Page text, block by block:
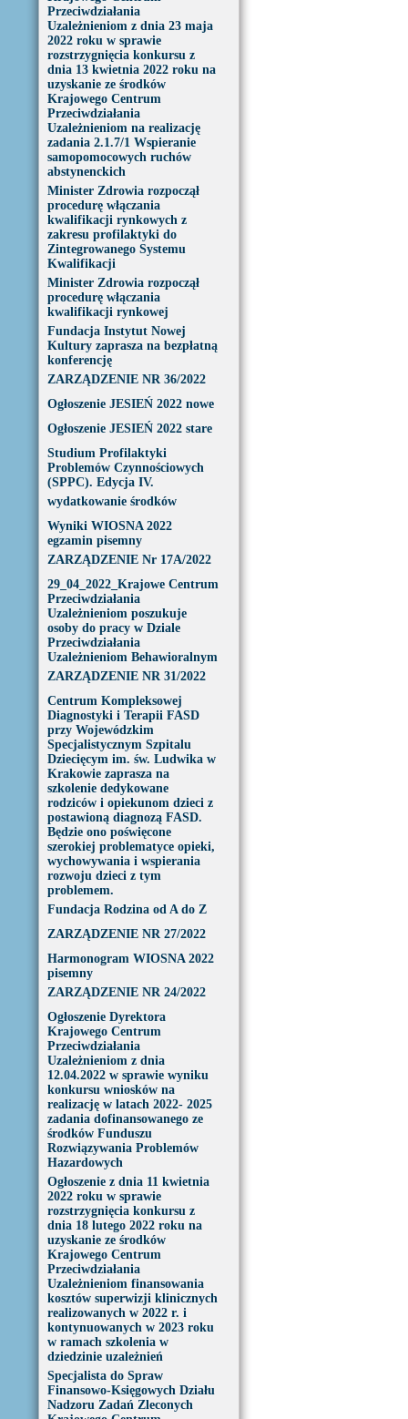
Przeciwdziałania
Uzależnieniom z dnia 23 maja
2022 roku w sprawie
rozstrzygnięcia konkursu z
dnia 13 kwietnia 2022 roku na
uzyskanie ze środków
Krajowego Centrum
Przeciwdziałania
Uzależnieniom na realizację
zadania 2.1.7/1 Wspieranie
samopomocowych ruchów
abstynenckich
Minister Zdrowia rozpoczął
procedurę włączania
kwalifikacji rynkowych z
zakresu profilaktyki do
Zintegrowanego Systemu
Kwalifikacji
Minister Zdrowia rozpoczął
procedurę włączania
kwalifikacji rynkowej
Fundacja Instytut Nowej
Kultury zaprasza na bezpłatną
konferencję
ZARZĄDZENIE NR 36/2022
Ogłoszenie JESIEŃ 2022 nowe
Ogłoszenie JESIEŃ 2022 stare
Studium Profilaktyki
Problemów Czynnościowych
(SPPC). Edycja IV.
wydatkowanie środków
Wyniki WIOSNA 2022
egzamin pisemny
ZARZĄDZENIE Nr 17A/2022
29_04_2022_Krajowe Centrum
Przeciwdziałania
Uzależnieniom poszukuje
osoby do pracy w Dziale
Przeciwdziałania
Uzależnieniom Behawioralnym
ZARZĄDZENIE NR 31/2022
Centrum Kompleksowej
Diagnostyki i Terapii FASD
przy Wojewódzkim
Specjalistycznym Szpitalu
Dziecięcym im. św. Ludwika w
Krakowie zaprasza na
szkolenie dedykowane
rodziców i opiekunom dzieci z
postawioną diagnozą FASD.
Będzie ono poświęcone
szerokiej problematyce opieki,
wychowywania i wspierania
rozwoju dzieci z tym
problemem.
Fundacja Rodzina od A do Z
ZARZĄDZENIE NR 27/2022
Harmonogram WIOSNA 2022
pisemny
ZARZĄDZENIE NR 24/2022
Ogłoszenie Dyrektora
Krajowego Centrum
Przeciwdziałania
Uzależnieniom z dnia
12.04.2022 w sprawie wyniku
konkursu wniosków na
realizację w latach 2022- 2025
zadania dofinansowanego ze
środków Funduszu
Rozwiązywania Problemów
Hazardowych
Ogłoszenie z dnia 11 kwietnia
2022 roku w sprawie
rozstrzygnięcia konkursu z
dnia 18 lutego 2022 roku na
uzyskanie ze środków
Krajowego Centrum
Przeciwdziałania
Uzależnieniom finansowania
kosztów superwizji klinicznych
realizowanych w 2022 r. i
kontynuowanych w 2023 roku
w ramach szkolenia w
dziedzinie uzależnień
Specjalista do Spraw
Finansowo-Księgowych Działu
Nadzoru Zadań Zleconych